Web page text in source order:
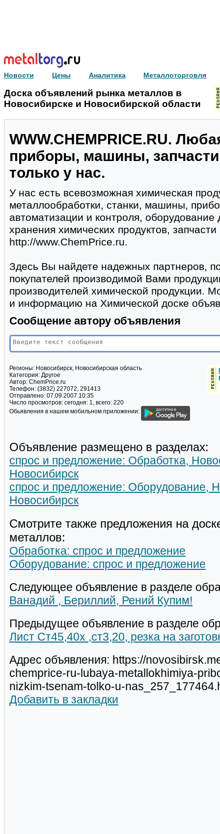
Новости Цены Аналитика Металлоторговля
Доска объявлений рынка металлов в
Новосибирске и Новосибирской области
WWW.CHEMPRICE.RU.
приборы, машины,
только у нас.
У нас есть всевозможная химическая
металлообработки, станки, машины,
автоматизации и контроля, оборудование
хранения химических продуктов,
http://www.ChemPrice.ru.
Здесь Вы найдете надежных партнеров,
покупателей производимой Вами
производителей химической продукции.
и информацию на Химической доске
Сообщение автору объявления
Регионы: Новосибирск, Новосибирская область
Категория: Другое
Автор: ChemPrice.ru
Телефон: (3832) 227072, 291413
Отправлено: 07.09.2007 10:35
Число просмотров: сегодня: 1, всего: 220
Обьявления в нашем мобильном приложении:
Объявление размещено в разделах:
спрос и предложение: Обработка,
Новосибирск
спрос и предложение: Оборудование,
Новосибирск
Смотрите также предложения на
металлов:
Обработка: спрос и предложение
Оборудование: спрос и предложение
Следующее объявление в разделе
Ванадий , Бериллий, Рений Купим!
Предыдущее объявление в разделе
Лист Ст45,40х ,ст3,20, резка на
Адрес объявления: https://
chemprice-ru-lubaya-metallokhimiya-
nizkim-tsenam-tolko-u-
Добавить в закладки